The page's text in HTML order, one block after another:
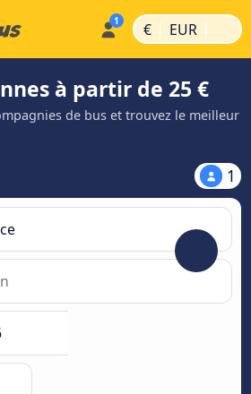
€ | EUR |
à partir de 25 €
de bus et trouvez le meilleur
1